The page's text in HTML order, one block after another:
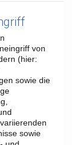
von
(hier:
sowie die
sowie